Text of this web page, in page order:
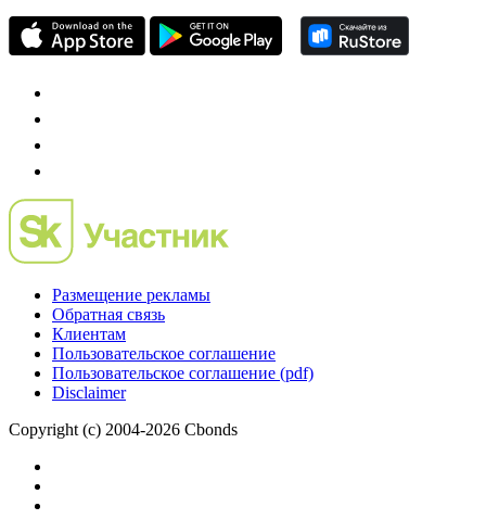
Размещение рекламы
Обратная связь
Клиентам
Пользовательское соглашение
Пользовательское соглашение (pdf)
Disclaimer
Copyright (c) 2004-2026 Cbonds